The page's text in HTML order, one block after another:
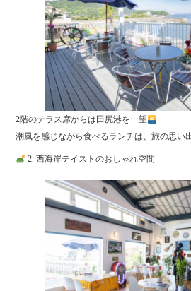
2階のテラス席からは田尻港を一望
潮風を感じながら食べるランチは、旅の思い
2. 西海岸テイストのおしゃれ空間